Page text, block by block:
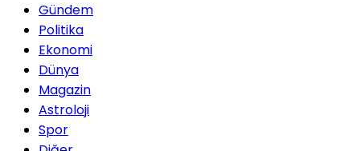
Gündem
Politika
Ekonomi
Dünya
Magazin
Astroloji
Spor